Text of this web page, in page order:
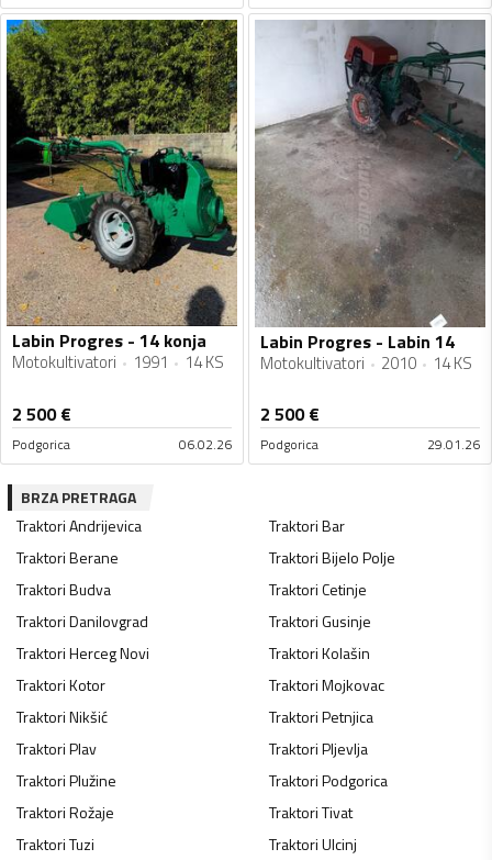
Labin Progres - 14 konja
Motokultivatori 1991 14 KS
2 500€
Podgorica 06.02.26
Labin Progres - Labin 14
Motokultivatori 2010 14 KS
2 500€
Podgorica 29.01.26
BRZA PRETRAGA
TraktoriAndrijevica TraktoriBar
TraktoriBerane TraktoriBijelo Polje
TraktoriBudva TraktoriCetinje
TraktoriDanilovgrad TraktoriGusinje
TraktoriHerceg Novi TraktoriKolašin
TraktoriKotor TraktoriMojkovac
TraktoriNikšić TraktoriPetnjica
TraktoriPlav TraktoriPljevlja
TraktoriPlužine TraktoriPodgorica
TraktoriRožaje TraktoriTivat
TraktoriTuzi TraktoriUlcinj